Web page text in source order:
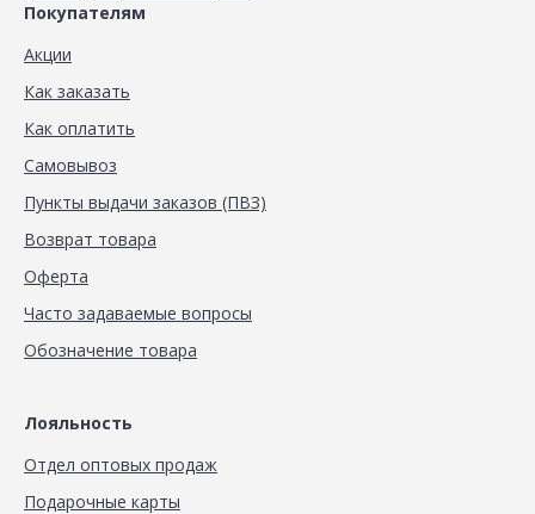
Покупателям
Акции
Как заказать
Как оплатить
Самовывоз
Пункты выдачи заказов (ПВЗ)
Возврат товара
Оферта
Часто задаваемые вопросы
Обозначение товара
Лояльность
Отдел оптовых продаж
Подарочные карты